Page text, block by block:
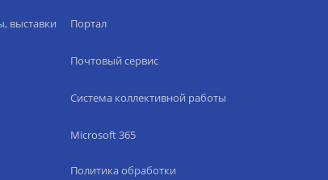
выставки Портал
Почтовый сервис
Система коллективной работы
Microsoft 365
Политика обработки